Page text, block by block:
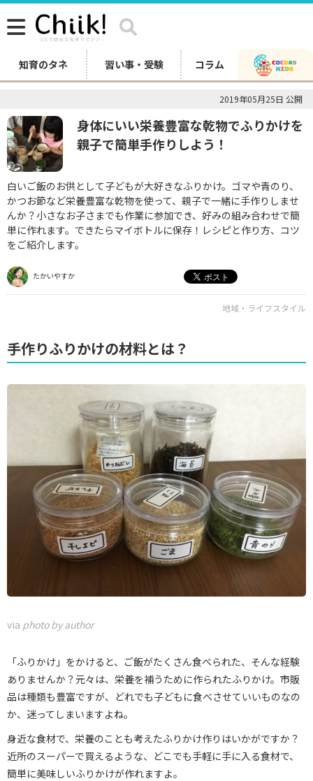
知育のタネ 習い事・受験 コラム
2019年05月25日 公開
身体にいい栄養豊富な乾物でふりかけを
親子で簡単手作りしよう！
白いご飯のお供として子どもが大好きなふりかけ。ゴマや青のり、
かつお節など栄養豊富な乾物を使って、親子で一緒に手作りしませ
んか？小さなお子さまでも作業に参加でき、好みの組み合わせで簡
単に作れます。できたらマイボトルに保存！レシピと作り方、コツ
をご紹介します。
たかいやすか
地域・ライフスタイル
手作りふりかけの材料とは？
via photo by author
「ふりかけ」をかけると、ご飯がたくさん食べられた、そんな経験
ありませんか？元々は、栄養を補うために作られたふりかけ。市販
品は種類も豊富ですが、どれでも子どもに食べさせていいものなの
か、迷ってしまいますよね。
身近な食材で、栄養のことも考えたふりかけ作りはいかがですか？
近所のスーパーで買えるような、どこでも手軽に手に入る食材で、
簡単に美味しいふりかけが作れますよ。